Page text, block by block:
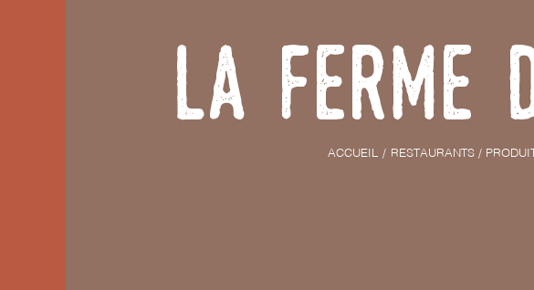
La Ferme
ACCUEIL RESTAURANTS /